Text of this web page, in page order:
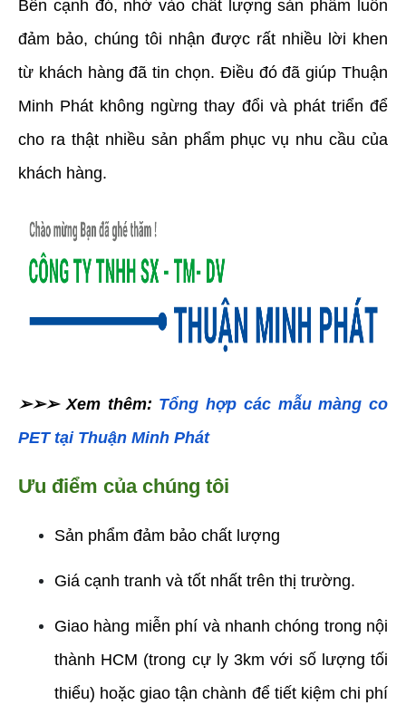
Bên cạnh đó, nhờ vào chất lượng sản phẩm luôn
đảm bảo, chúng tôi nhận được rất nhiều lời khen
từ khách hàng đã tin chọn. Điều đó đã giúp Thuận
Minh Phát không ngừng thay đổi và phát triển để
cho ra thật nhiều sản phẩm phục vụ nhu cầu của
khách hàng.
➢➢➢ Xem thêm: Tổng hợp các mẫu màng co
PET tại Thuận Minh Phát
Ưu điểm của chúng tôi
Sản phẩm đảm bảo chất lượng
Giá cạnh tranh và tốt nhất trên thị trường.
Giao hàng miễn phí và nhanh chóng trong nội
thành HCM (trong cự ly 3km với số lượng tối
thiểu) hoặc giao tận chành để tiết kiệm chi phí